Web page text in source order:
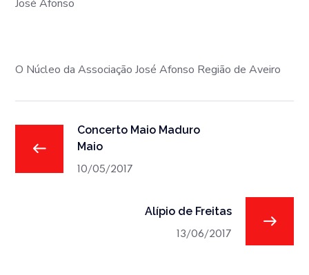
José Afonso
O Núcleo da Associação José Afonso Região de Aveiro
Concerto Maio Maduro
Maio
10/05/2017
Alípio de Freitas
13/06/2017